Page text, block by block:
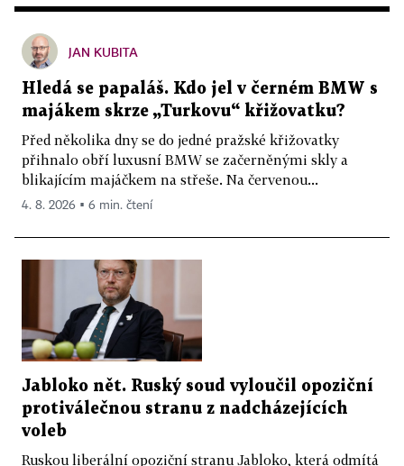
JAN KUBITA
Hledá se papaláš. Kdo jel v černém BMW s
majákem skrze „Turkovu“ křižovatku?
Před několika dny se do jedné pražské křižovatky
přihnalo obří luxusní BMW se začerněnými skly a
blikajícím majáčkem na střeše. Na červenou...
4. 8. 2026 ▪ 6 min. čtení
Jabloko nět. Ruský soud vyloučil opoziční
protiválečnou stranu z nadcházejících
voleb
Ruskou liberální opoziční stranu Jabloko, která odmítá